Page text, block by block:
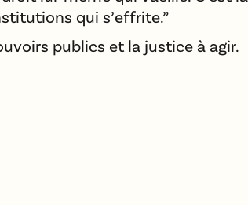
qui s’effrite.”
publics et la justice à agir.